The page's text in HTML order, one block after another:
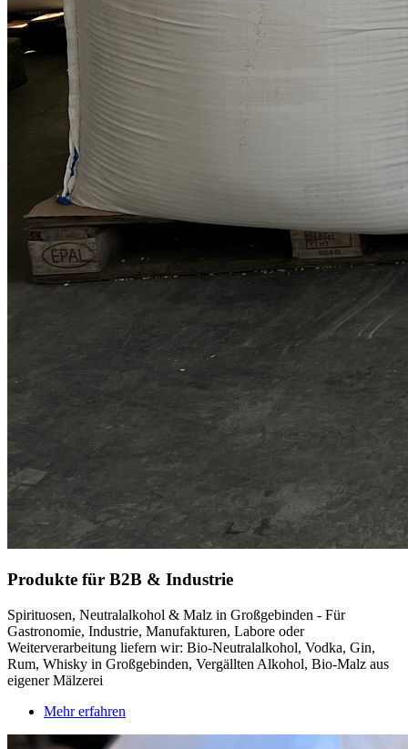
Produkte für B2B & Industrie
Spirituosen, Neutralalkohol & Malz in Großgebinden - Für
Gastronomie, Industrie, Manufakturen, Labore oder
Weiterverarbeitung liefern wir: Bio-Neutralalkohol, Vodka, Gin,
Rum, Whisky in Großgebinden, Vergällten Alkohol, Bio-Malz aus
eigener Mälzerei
Mehr erfahren